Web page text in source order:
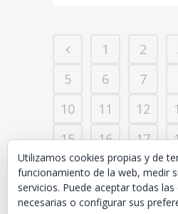
1 2
5
6 7
10
11 12
15
16 17
20
21 22
25
26 27
Utilizamos cookies propias y de
funcionamiento de la web, medir
servicios. Puede aceptar todas
necesarias o configurar sus